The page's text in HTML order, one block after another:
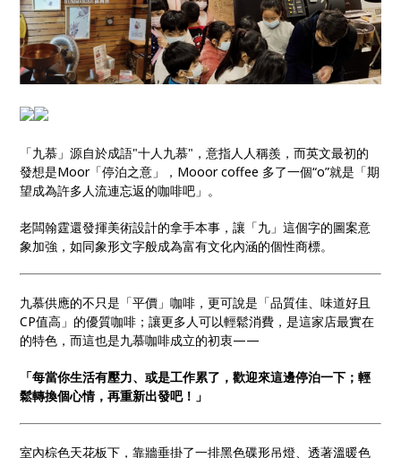
「九慕」源自於成語"十人九慕"，意指人人稱羨，而英文最初的
發想是Moor「停泊之意」，Mooor coffee 多了一個“o”就是「期
望成為許多人流連忘返的咖啡吧」。
老闆翰霆還發揮美術設計的拿手本事，讓「九」這個字的圖案意
象加強，如同象形文字般成為富有文化內涵的個性商標。
九慕供應的不只是「平價」咖啡，更可說是「品質佳、味道好且
CP值高」的優質咖啡；讓更多人可以輕鬆消費，是這家店最實在
的特色，而這也是九慕咖啡成立的初衷——
「每當你生活有壓力、或是工作累了，歡迎來這邊停泊一下；輕
鬆轉換個心情，再重新出發吧！」
室內棕色天花板下，靠牆垂掛了一排黑色碟形吊燈、透著溫暖色